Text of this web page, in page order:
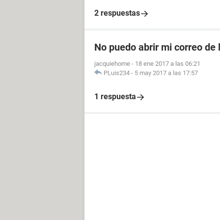
2 respuestas
No puedo abrir mi correo de
jacquiehome - 18 ene 2017 a las 06:21
PLuis234 - 5 may 2017 a las 17:57
1 respuesta